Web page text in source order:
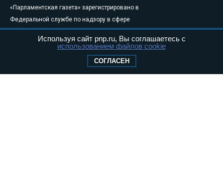
«Парламентская газета» зарегистрировано в
Федеральной службе по надзору в сфере
связи, информационных технологий и
массовых коммуникаций (Роскомнадзор) 05
Свидетельство о регистрации Эл № ФС77-
Используя сайт pnp.ru, Вы соглашаетесь с
использованием файлов cookie
СОГЛАСЕН